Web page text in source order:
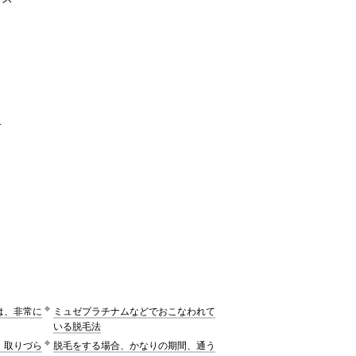
、非常に
ミュゼプラチナムなどでおこなわれて
いる脱毛法
取りづら
脱毛をする場合、かなりの期間、通う